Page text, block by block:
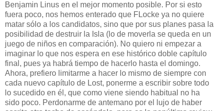
Benjamin Linus en el mejor momento posible. Por si esto
fuera poco, nos hemos enterado que FLocke ya no quiere
matar sólo a los candidatos, sino que por sus planes pasa la
posibilidad de destruir la Isla (lo de moverla se queda en un
juego de niños en comparación). No quiero ni empezar a
imaginar lo que nos espera en ese histórico doble capítulo
final, pues ya habrá tiempo de hacerlo hasta el domingo.
Ahora, prefiero limitarme a hacer lo mismo de siempre con
cada nuevo capítulo de Lost, ponerme a escribir sobre todo
lo sucedido en él, que como viene siendo habitual no ha
sido poco. Perdonarme de antemano por el lujo de haber